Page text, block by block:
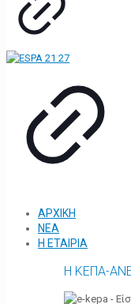
ΑΡΧΙΚΗ
ΝΕΑ
Η ΕΤΑΙΡΙΑ
Η ΚΕΠΑ-